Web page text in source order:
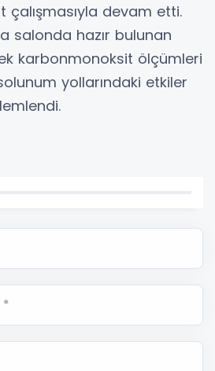
çalışmasıyla devam etti.
salonda hazır bulunan
karbonmonoksit ölçümleri
yollarındaki etkiler